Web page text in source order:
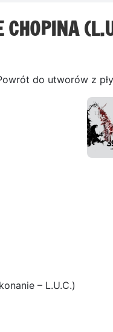
CHOPINA
do utworów z
– L.U.C.)